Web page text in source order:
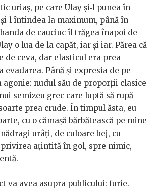
uriaş, pe care Ulay şi‑l punea în
întindea la maximum, până în
de cauciuc îl trăgea înapoi de
o lua de la capăt, iar şi iar. Părea că
de ceva, dar elasticul era prea
evadarea. Până şi expresia de pe
nudul său de proporţii clasice
semizeu grec care luptă să rupă
prea crude. În timpul ăsta, eu
cu o cămaşă bărbătească pe mine
urâţi, de culoare bej, cu
aţintită în gol, spre nimic,
va avea asupra publicului: furie.